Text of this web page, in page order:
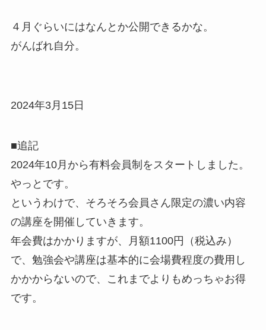
４月ぐらいにはなんとか公開できるかな。
がんばれ自分。
2024年3月15日
■追記
2024年10月から有料会員制をスタートしました。
やっとです。
というわけで、そろそろ会員さん限定の濃い内容
の講座を開催していきます。
年会費はかかりますが、月額1100円（税込み）
で、勉強会や講座は基本的に会場費程度の費用し
かかからないので、これまでよりもめっちゃお得
です。